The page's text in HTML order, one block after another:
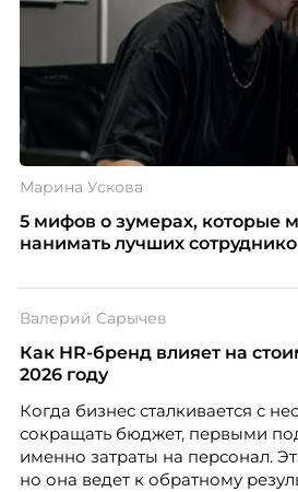
Марина Ускова
5 мифов о зумерах, которые
нанимать лучших
Валерий Сарычев
Как HR-бренд влияет на
2026 году
Когда бизнес сталкивается с
сокращать бюджет, первыми
именно затраты на персонал.
но она ведет к обратному